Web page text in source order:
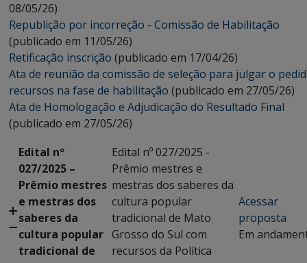
08/05/26)
Republição por incorreção - Comissão de Habilitação
(publicado em 11/05/26)
Retificação inscrição (publicado em 17/04/26)
Ata de reunião da comissão de seleção para julgar o
recursos na fase de habilitação (publicado em 27/05/26)
Ata de Homologação e Adjudicação do Resultado Final
(publicado em 27/05/26)
Edital nº
027/2025 –
Prêmio mestres
e mestras dos
saberes da
cultura popular
tradicional de
Edital nº 027/2025 -
Prêmio mestres e
mestras dos saberes da
cultura popular
tradicional de Mato
Grosso do Sul com
recursos da Política
Acessar
proposta
Em